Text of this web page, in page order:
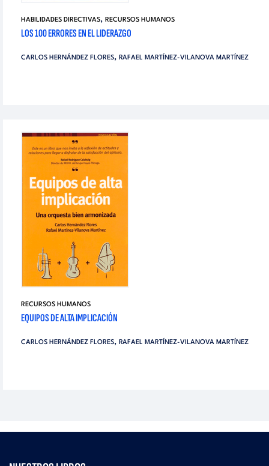
HABILIDADES DIRECTIVAS, RECURSOS HUMANOS
LOS 100 ERRORES EN EL LIDERAZGO
CARLOS HERNÁNDEZ FLORES, RAFAEL MARTÍNEZ-VILANOVA MARTÍNEZ
RECURSOS HUMANOS
EQUIPOS DE ALTA IMPLICACIÓN
CARLOS HERNÁNDEZ FLORES, RAFAEL MARTÍNEZ-VILANOVA MARTÍNEZ